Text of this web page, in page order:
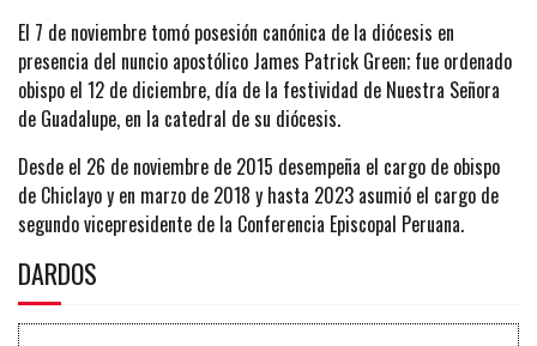
El 7 de noviembre tomó posesión canónica de la diócesis en
presencia del nuncio apostólico James Patrick Green; fue ordenado
obispo el 12 de diciembre, día de la festividad de Nuestra Señora
de Guadalupe, en la catedral de su diócesis.
Desde el 26 de noviembre de 2015 desempeña el cargo de obispo
de Chiclayo y en marzo de 2018 y hasta 2023 asumió el cargo de
segundo vicepresidente de la Conferencia Episcopal Peruana.
DARDOS